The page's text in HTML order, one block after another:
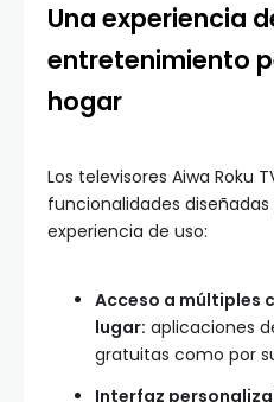
Una experiencia
entretenimiento
hogar
Los televisores Aiwa Roku
funcionalidades
experiencia de uso:
Acceso a múltiples
lugar: aplicaciones
gratuitas como por
Interfaz